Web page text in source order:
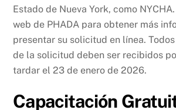
Estado de Nueva York, como
web de PHADA para obtener más
presentar su solicitud en línea.
de la solicitud deben ser recibidos
tardar el 23 de enero de 2026.
Capacitación